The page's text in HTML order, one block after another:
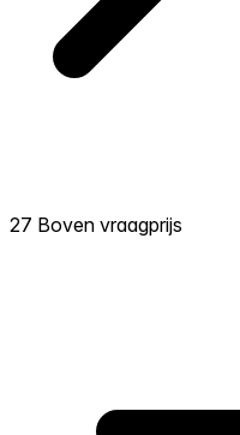
27 Boven vraagprijs